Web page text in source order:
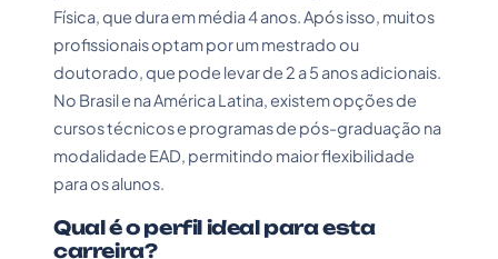
Física, que dura em média 4 anos. Após isso, muitos
profissionais optam por um mestrado ou
doutorado, que pode levar de 2 a 5 anos adicionais.
No Brasil e na América Latina, existem opções de
cursos técnicos e programas de pós-graduação na
modalidade EAD, permitindo maior flexibilidade
para os alunos.
Qual é o perfil ideal para esta
carreira?